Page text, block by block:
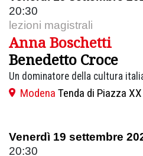
20:30
lezioni magistrali
Anna Boschetti
Benedetto Croce
Un dominatore della cultura
Modena Tenda di Piazza
Venerdì 19 settembre
20:30